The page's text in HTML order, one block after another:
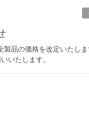
品の価格を改定いたし
いたします。